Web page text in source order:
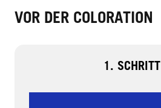
VOR DER COLORATION
1. SCHRITT